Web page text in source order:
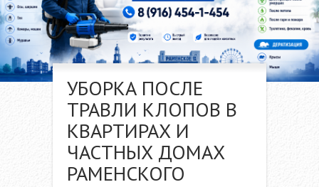
УБОРКА ПОСЛЕ
ТРАВЛИ КЛОПОВ В
КВАРТИРАХ И
ЧАСТНЫХ ДОМАХ
РАМЕНСКОГО